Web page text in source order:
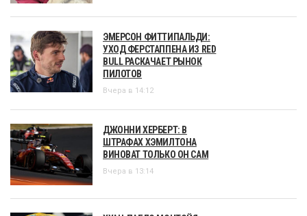
ЭМЕРСОН ФИТТИПАЛЬДИ:
УХОД ФЕРСТАППЕНА ИЗ RED
BULL РАСКАЧАЕТ РЫНОК
ПИЛОТОВ
Вчера в 14:12
ДЖОННИ ХЕРБЕРТ: В
ШТРАФАХ ХЭМИЛТОНА
ВИНОВАТ ТОЛЬКО ОН САМ
Вчера в 13:14